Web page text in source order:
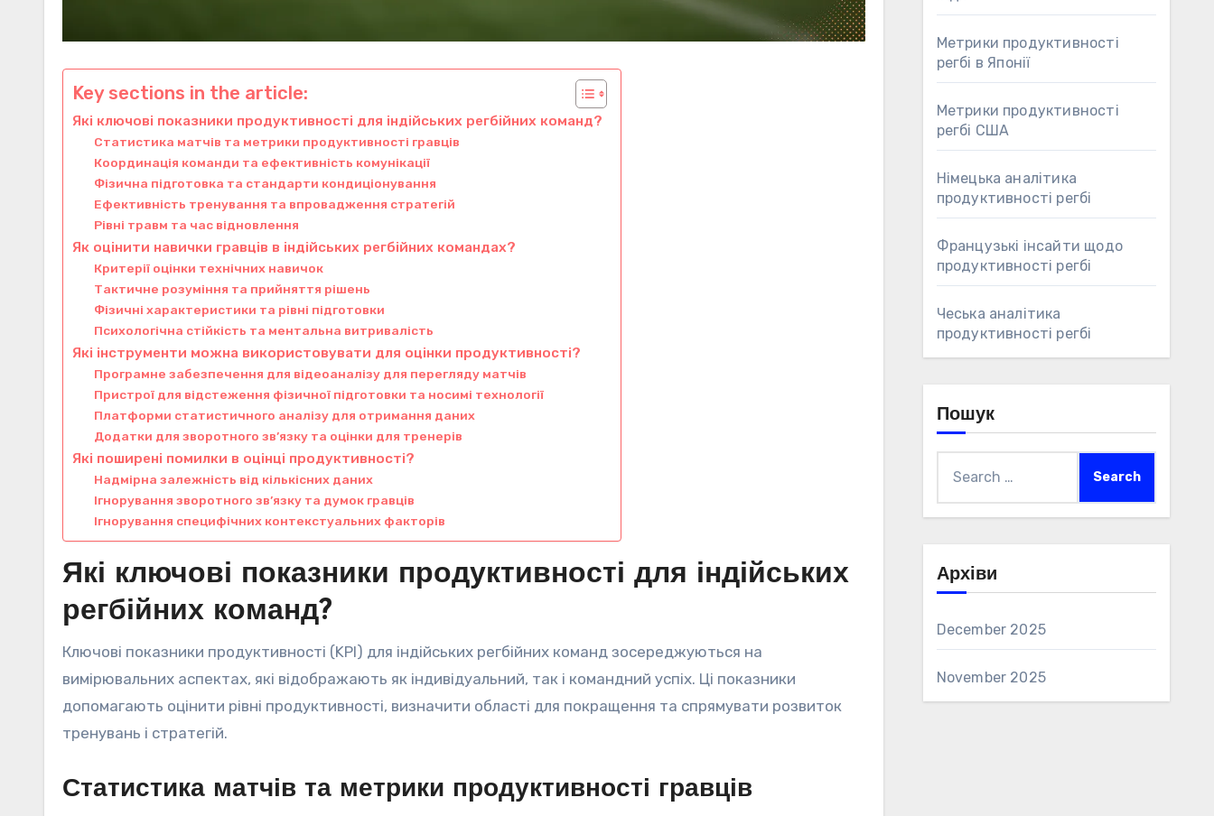
Key sections in the article:
Які ключові показники продуктивності для індійських регбійних команд?
Статистика матчів та метрики продуктивності гравців
Координація команди та ефективність комунікації
Фізична підготовка та стандарти кондиціонування
Ефективність тренування та впровадження стратегій
Рівні травм та час відновлення
Як оцінити навички гравців в індійських регбійних командах?
Критерії оцінки технічних навичок
Тактичне розуміння та прийняття рішень
Фізичні характеристики та рівні підготовки
Психологічна стійкість та ментальна витривалість
Які інструменти можна використовувати для оцінки продуктивності?
Програмне забезпечення для відеоаналізу для перегляду матчів
Пристрої для відстеження фізичної підготовки та носимі технології
Платформи статистичного аналізу для отримання даних
Додатки для зворотного зв’язку та оцінки для тренерів
Які поширені помилки в оцінці продуктивності?
Надмірна залежність від кількісних даних
Ігнорування зворотного зв’язку та думок гравців
Ігнорування специфічних контекстуальних факторів
Які ключові показники продуктивності для індійських
регбійних команд?
Ключові показники продуктивності (KPI) для індійських регбійних команд зосереджуються на
вимірювальних аспектах, які відображають як індивідуальний, так і командний успіх. Ці показники
допомагають оцінити рівні продуктивності, визначити області для покращення та спрямувати розвиток
тренувань і стратегій.
Статистика матчів та метрики продуктивності гравців
Метрики продуктивності
регбі в Японії
Метрики продуктивності
регбі США
Німецька аналітика
продуктивності регбі
Французькі інсайти щодо
продуктивності регбі
Чеська аналітика
продуктивності регбі
Пошук
for:
Архіви
December 2025
November 2025